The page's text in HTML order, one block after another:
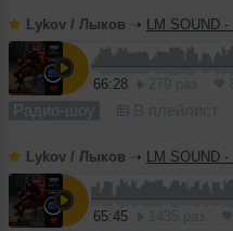
Lykov / Лыков ➝ LM SOUND -
66:28
Радио-шоу
Lykov / Лыков ➝ LM SOUND -
65:45